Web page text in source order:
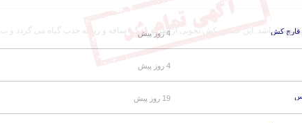
می باشد. این حشره کش بخوبی از طریق برگ، ساقه و ریشه جذب گیاه می گردد و بکش 4 روز پیش
4 روز پیش
19 روز پیش